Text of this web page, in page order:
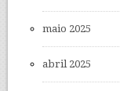
maio 2025
abril 2025